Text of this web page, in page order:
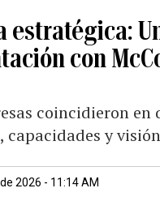
estratégica:
con
coincidieron
capacidades y
2026 - 11:14 AM